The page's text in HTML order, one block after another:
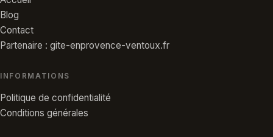
Blog
Contact
Partenaire : gite-enprovence-ventoux.fr
INFORMATIONS
Politique de confidentialité
Conditions générales